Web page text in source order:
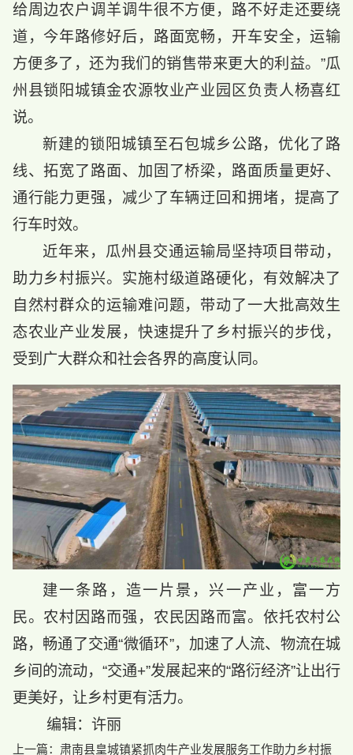
给周边农户调羊调牛很不方便，路不好走还要绕
道，今年路修好后，路面宽畅，开车安全，运输
方便多了，还为我们的销售带来更大的利益。”瓜
州县锁阳城镇金农源牧业产业园区负责人杨喜红
说。
新建的锁阳城镇至石包城乡公路，优化了路
线、拓宽了路面、加固了桥梁，路面质量更好、
通行能力更强，减少了车辆迂回和拥堵，提高了
行车时效。
近年来，瓜州县交通运输局坚持项目带动，
助力乡村振兴。实施村级道路硬化，有效解决了
自然村群众的运输难问题，带动了一大批高效生
态农业产业发展，快速提升了乡村振兴的步伐，
受到广大群众和社会各界的高度认同。
建一条路，造一片景，兴一产业，富一方
民。农村因路而强，农民因路而富。依托农村公
路，畅通了交通“微循环”，加速了人流、物流在城
乡间的流动，“交通+”发展起来的“路衍经济”让出行
更美好，让乡村更有活力。
编辑：许丽
上一篇： 肃南县皇城镇紧抓肉牛产业发展服务工作助力乡村振